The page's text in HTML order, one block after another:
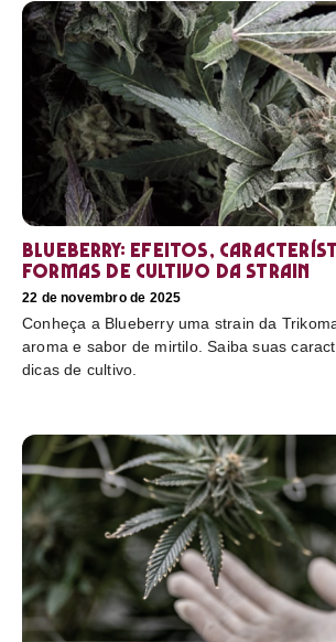
Blueberry: efeitos,
formas de cultivo da strain
22 de novembro de 2025
Conheça a Blueberry uma strain da
aroma e sabor de mirtilo. Saiba suas
dicas de cultivo.